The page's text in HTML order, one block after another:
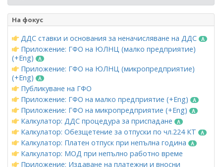
На фокус
ДДС ставки и основания за неначисляване на ДДС
Приложение: ГФО на ЮЛНЦ (малко предприятие)
(+Eng)
Приложение: ГФО на ЮЛНЦ (микропредприятие)
(+Eng)
Публикуване на ГФО
Приложение: ГФО на малко предприятие (+Eng)
Приложение: ГФО на микропредприятие (+Eng)
Калкулатор: ДДС процедура за приспадане
Калкулатор: Обезщетение за отпуски по чл.224 КТ
Калкулатор: Платен отпуск при непълна година
Калкулатор: МОД при непълно работно време
Приложение: Издаване на платежни и вносни